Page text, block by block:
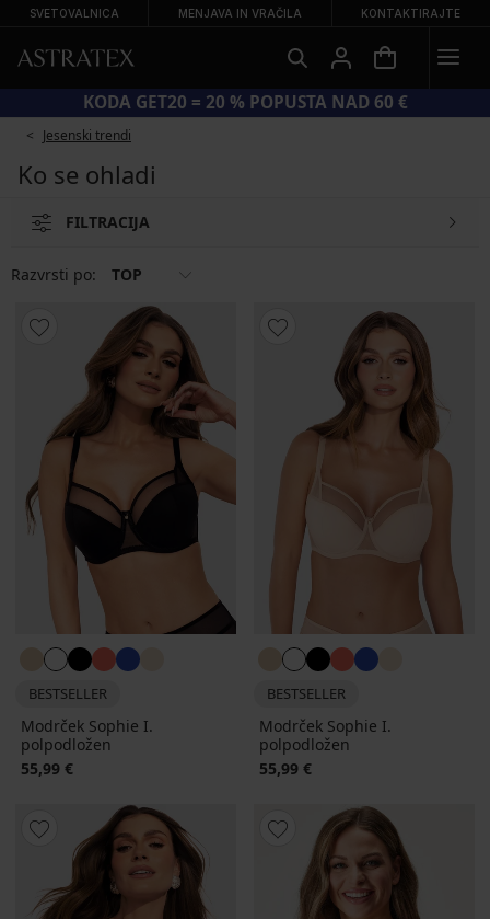
SVETOVALNICA MENJAVA IN VRAČILA KONTAKTIRAJTE
VELIKA POLETNA RAZPRODAJA DO −70 %
Jesenski trendi
Ko se ohladi
FILTRACIJA
Razvrsti po: TOP
BESTSELLER
Modrček Sophie I.
polpodložen
55,99 €
BESTSELLER
Modrček Sophie I.
polpodložen
55,99 €